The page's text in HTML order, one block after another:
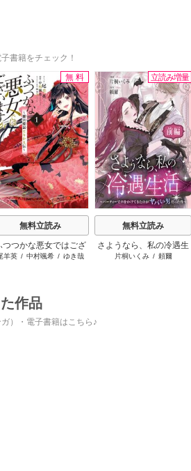
書籍をチェック！
無料
無料立読み
つつかな悪女ではござ
ますが ～雛宮蝶鼠とり
羊英 / 中村颯希 / ゆき哉
立読み増量
無料立読み
さようなら、私の冷遇生
活 ～パーティーで声をか
片桐いくみ/ 頼爾
作品
）・電子書籍はこちら♪